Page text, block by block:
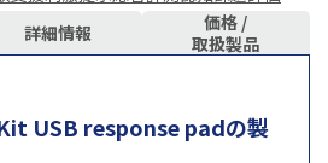
詳細情報
価格 /
取扱製品
USB response padの製